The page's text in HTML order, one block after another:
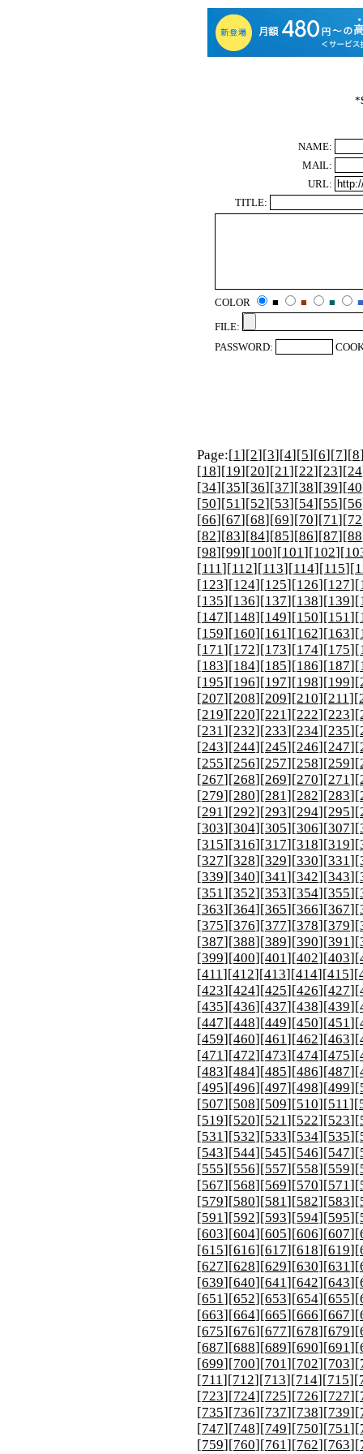
*
NAME:
MAIL:
URL:
TITLE:
COLOR ■ ■ ■
■
FILE:
PASSWORD:
Page:[1][2][3][4][5][6][7][8
[18][19][20][21][22][23][24
[34][35][36][37][38][39][40
[50][51][52][53][54][55][56
[66][67][68][69][70][71][72
[82][83][84][85][86][87][88
[98][99][100][101][102][
[111][112][113][114][115][
[123][124][125][126][127][
[135][136][137][138][139][
[147][148][149][150][151][
[159][160][161][162][163][
[171][172][173][174][175][
[183][184][185][186][187][
[195][196][197][198][199][
[207][208][209][210][211][
[219][220][221][222][223][
[231][232][233][234][235][
[243][244][245][246][247][
[255][256][257][258][259][
[267][268][269][270][271][
[279][280][281][282][283][
[291][292][293][294][295][
[303][304][305][306][307][
[315][316][317][318][319][
[327][328][329][330][331][
[339][340][341][342][343][
[351][352][353][354][355][
[363][364][365][366][367][
[375][376][377][378][379][
[387][388][389][390][391][
[399][400][401][402][403][
[411][412][413][414][415][
[423][424][425][426][427][
[435][436][437][438][439][
[447][448][449][450][451][
[459][460][461][462][463][
[471][472][473][474][475][
[483][484][485][486][487][
[495][496][497][498][499][
[507][508][509][510][511][
[519][520][521][522][523][
[531][532][533][534][535][
[543][544][545][546][547][
[555][556][557][558][559][
[567][568][569][570][571][
[579][580][581][582][583][
[591][592][593][594][595][
[603][604][605][606][607][
[615][616][617][618][619][
[627][628][629][630][631][
[639][640][641][642][643][
[651][652][653][654][655][
[663][664][665][666][667][
[675][676][677][678][679][
[687][688][689][690][691][
[699][700][701][702][703][
[711][712][713][714][715][
[723][724][725][726][727][
[735][736][737][738][739][
[747][748][749][750][751][
[759][760][761][762][763][